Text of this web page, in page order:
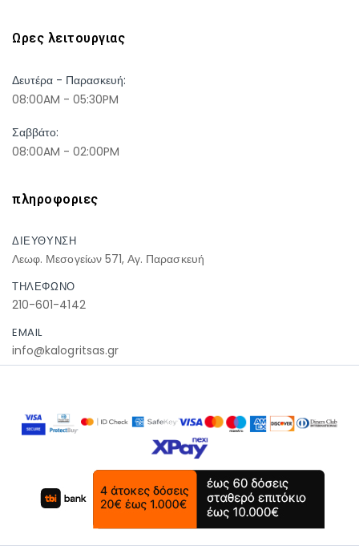
Ωρες λειτουργιας
Δευτέρα - Παρασκευή:
08:00AM - 05:30PM
Σαββάτο:
08:00AM - 02:00PM
πληροφοριες
ΔΙΕΥΘΥΝΣΗ
Λεωφ. Μεσογείων 571, Αγ. Παρασκευή
ΤΗΛΕΦΩΝΟ
210-601-4142
EMAIL
info@kalogritsas.gr